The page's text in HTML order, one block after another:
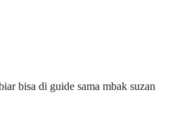
bisa di guide sama mbak suzan